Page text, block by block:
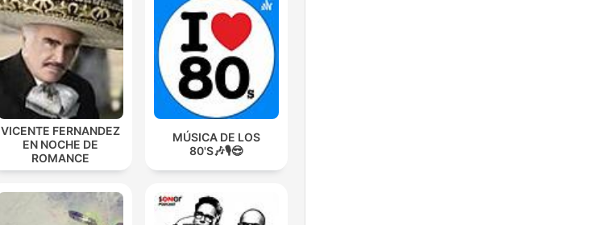
VICENTE FERNANDEZ
EN NOCHE DE
ROMANCE
MÚSICA DE LOS
80'S🎶🎙️😎